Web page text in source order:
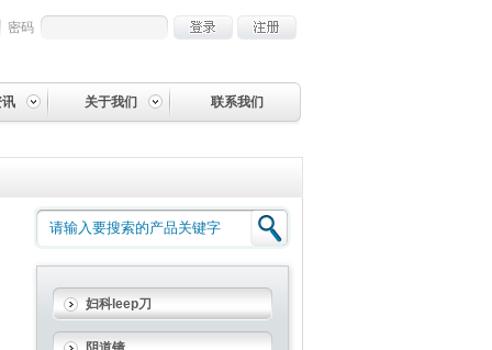
密码
关于我们 联系我们
妇科leep刀